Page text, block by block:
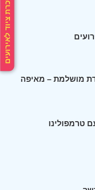
השכרת ציוד לאירועים
מושלמת – מאיפה
טרמפולינו